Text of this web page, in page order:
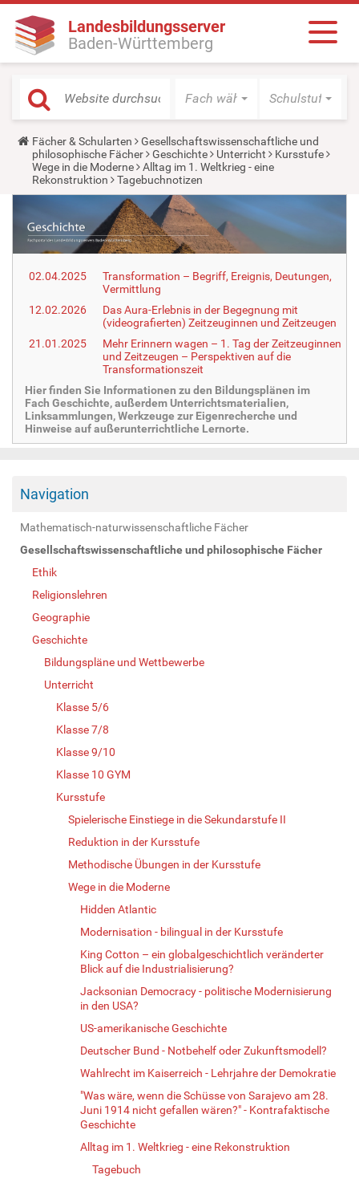
Landesbildungsserver
Baden-Württemberg
Fach wählen Schulstufe
Y
o
u
a
r
e
r
e
Fächer & Schularten
Gesellschaftswissenschaftliche und
philosophische Fächer
Geschichte Unterricht
Kursstufe
Wege in die Moderne
Alltag im 1. Weltkrieg - eine
Rekonstruktion
Tagebuchnotizen
02.04.2025
Transformation – Begriff, Ereignis, Deutungen,
Vermittlung
12.02.2026
Das Aura-Erlebnis in der Begegnung mit
(videografierten) Zeitzeuginnen und Zeitzeugen
21.01.2025
Mehr Erinnern wagen – 1. Tag der Zeitzeuginnen
und Zeitzeugen – Perspektiven auf die
Transformationszeit
Hier finden Sie Informationen zu den Bildungsplänen im
Fach Geschichte, außerdem Unterrichtsmaterialien,
Linksammlungen, Werkzeuge zur Eigenrecherche und
Hinweise auf außerunterrichtliche Lernorte.
Navigation
Mathematisch-naturwissenschaftliche Fächer
Gesellschaftswissenschaftliche und philosophische Fächer
Ethik
Religionslehren
Geographie
Geschichte
Bildungspläne und Wettbewerbe
Unterricht
Klasse 5/6
Klasse 7/8
Klasse 9/10
Klasse 10 GYM
Kursstufe
Spielerische Einstiege in die Sekundarstufe II
Reduktion in der Kursstufe
Methodische Übungen in der Kursstufe
Wege in die Moderne
Hidden Atlantic
Modernisation - bilingual in der Kursstufe
King Cotton – ein globalgeschichtlich veränderter
Blick auf die Industrialisierung?
Jacksonian Democracy - politische Modernisierung
in den USA?
US-amerikanische Geschichte
Deutscher Bund - Notbehelf oder Zukunftsmodell?
Wahlrecht im Kaiserreich - Lehrjahre der Demokratie
"Was wäre, wenn die Schüsse von Sarajevo am 28.
Juni 1914 nicht gefallen wären?" - Kontrafaktische
Geschichte
Alltag im 1. Weltkrieg - eine Rekonstruktion
Tagebuch